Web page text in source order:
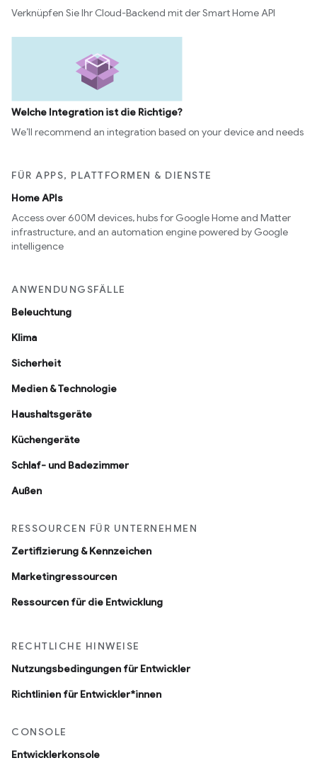
Verknüpfen Sie Ihr Cloud-Backend mit der Smart Home API
Welche Integration ist die Richtige?
We’ll recommend an integration based on your device and needs
FÜR APPS, PLATTFORMEN & DIENSTE
Home APIs
Access over 600M devices, hubs for Google Home and Matter
infrastructure, and an automation engine powered by Google
intelligence
ANWENDUNGSFÄLLE
Beleuchtung
Klima
Sicherheit
Medien & Technologie
Haushaltsgeräte
Küchengeräte
Schlaf- und Badezimmer
Außen
RESSOURCEN FÜR UNTERNEHMEN
Zertifizierung & Kennzeichen
Marketingressourcen
Ressourcen für die Entwicklung
RECHTLICHE HINWEISE
Nutzungsbedingungen für Entwickler
Richtlinien für Entwickler*innen
CONSOLE
Entwicklerkonsole